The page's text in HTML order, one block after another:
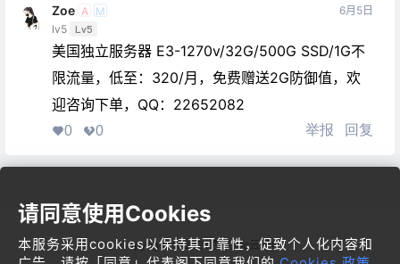
Zoe A
M
lv5 Lv5
6月5日
美国独立服务器 E3-1270v/32G/500G SSD/1G不
限流量，低至：320/月，免费赠送2G防御值，欢
迎咨询下单，QQ：22652082
0 0 举报 回复
Copyright © 2026梦飞idc云平台
请同意使用Cookies
本服务采用cookies以保持其可靠性，促致个人化内容和